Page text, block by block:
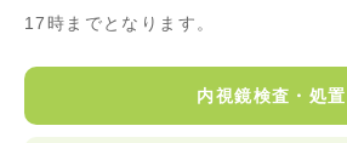
17時までとなります。
内視鏡検査・処置